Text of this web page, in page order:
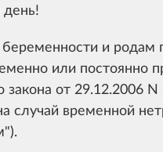
и родам
или постоянно
закона от 29.12.2006
случай временной